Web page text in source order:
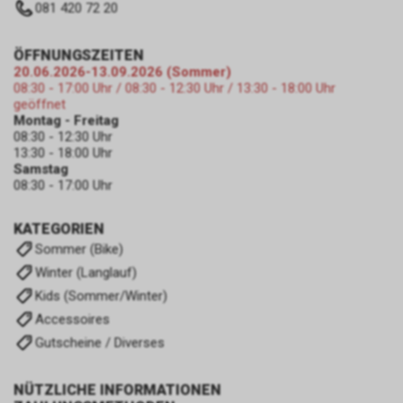
081 420 72 20
KATEGORIEN
Sommer (Bike)
Winter (Langlauf)
Kids (Sommer/Winter)
Accessoires
Gutscheine / Diverses
NÜTZLICHE INFORMATIONEN
ÖFFNUNGSZEITEN
20.06.2026-13.09.2026 (Sommer)
08:30 - 17:00 Uhr / 08:30 - 12:30 Uhr / 13:30 - 18:00 Uhr
geöffnet
Montag - Freitag
08:30 - 12:30 Uhr
13:30 - 18:00 Uhr
Samstag
08:30 - 17:00 Uhr